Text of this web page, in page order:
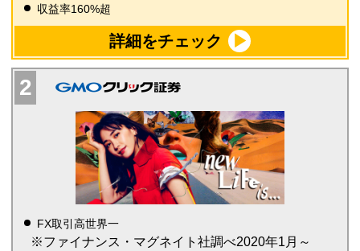
収益率160%超
詳細をチェック
FX取引高世界一
※ファイナンス・マグネイト社調べ2020年1月～